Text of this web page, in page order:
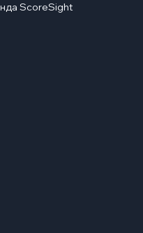
ScoreSight